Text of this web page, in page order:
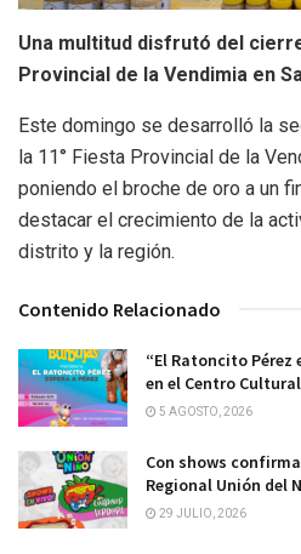
Una multitud disfrutó del
Provincial de la Vendimia en
Este domingo se desarrolló la
la 11° Fiesta Provincial de la
poniendo el broche de oro a un
destacar el crecimiento de la
distrito y la región.
Contenido Relacionado
“El Ratoncito Pérez
en el Centro
5 AGOSTO, 2026
Con shows
Regional Unión del
29 JULIO, 2026